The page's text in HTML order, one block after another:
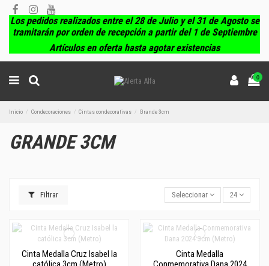
Los pedidos realizados entre el 28 de Julio y el 31 de Agosto se
tramitarán por orden de recepción a partir del 1 de Septiembre
Artículos en oferta hasta agotar existencias
0
Inicio Condecoraciones Cintas condecorativas Grande 3cm
GRANDE 3CM
Filtrar Seleccionar 24
Cinta Medalla Cruz Isabel la
Cinta Medalla